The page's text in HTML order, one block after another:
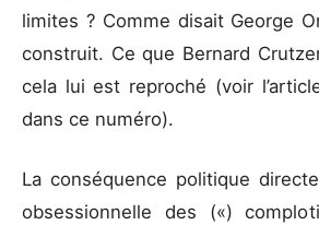
limites ? Comme disait George
construit. Ce que Bernard
cela lui est reproché (voir
dans ce numéro).
La conséquence politique
obsessionnelle des («)